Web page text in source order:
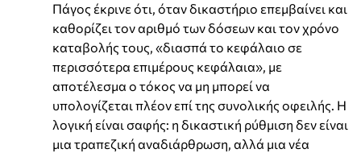
Πάγος έκρινε ότι, όταν δικαστήριο επεμβαίνει και
καθορίζει τον αριθμό των δόσεων και τον χρόνο
καταβολής τους, «διασπά το κεφάλαιο σε
περισσότερα επιμέρους κεφάλαια», με
αποτέλεσμα ο τόκος να μη μπορεί να
υπολογίζεται πλέον επί της συνολικής οφειλής. Η
λογική είναι σαφής: η δικαστική ρύθμιση δεν είναι
μια τραπεζική αναδιάρθρωση, αλλά μια νέα